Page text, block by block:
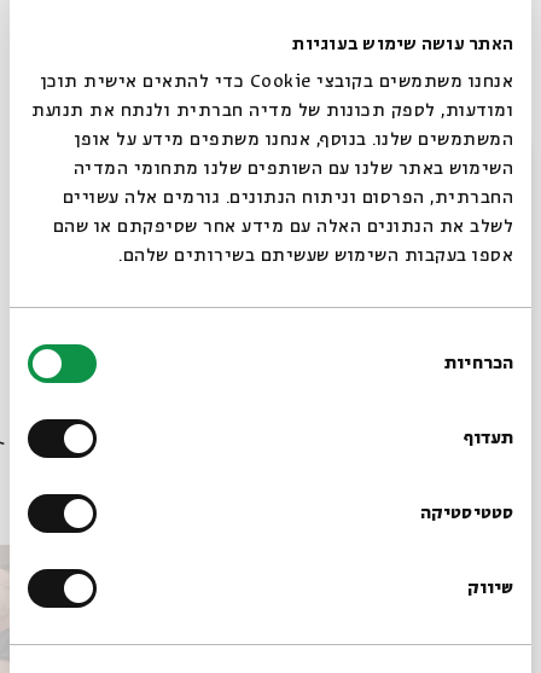
האתר עושה שימוש בעוגיות
אנחנו משתמשים בקובצי Cookie כדי להתאים אישית תוכן
ומודעות, לספק תכונות של מדיה חברתית ולנתח את תנועת
המשתמשים שלנו. בנוסף, אנחנו משתפים מידע על אופן
השימוש באתר שלנו עם השותפים שלנו מתחומי המדיה
החברתית, הפרסום וניתוח הנתונים. גורמים אלה עשויים
לשלב את הנתונים האלה עם מידע אחר שסיפקתם או שהם
אספו בעקבות השימוש שעשיתם בשירותים שלהם.
הסכמה
הכרחיות
תעדוף
סטטיסטיקה
שיווק
ליין תשרי: שוב נתחיל מחדש
יוצרים ישראליים בהתחלה חדשה
מופעי עמידה אלא אם צוין אחרת, מספר המקומות מוגבל
סגור